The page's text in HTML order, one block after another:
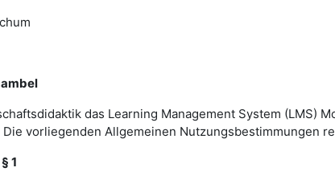
das Learning Management System (LMS)
vorliegenden Allgemeinen Nutzungsbestimmungen
§ 1